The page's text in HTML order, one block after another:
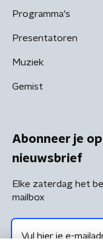
Programma's
Presentatoren
Muziek
Gemist
Abonneer je
nieuwsbrief
Elke zaterdag het
mailbox